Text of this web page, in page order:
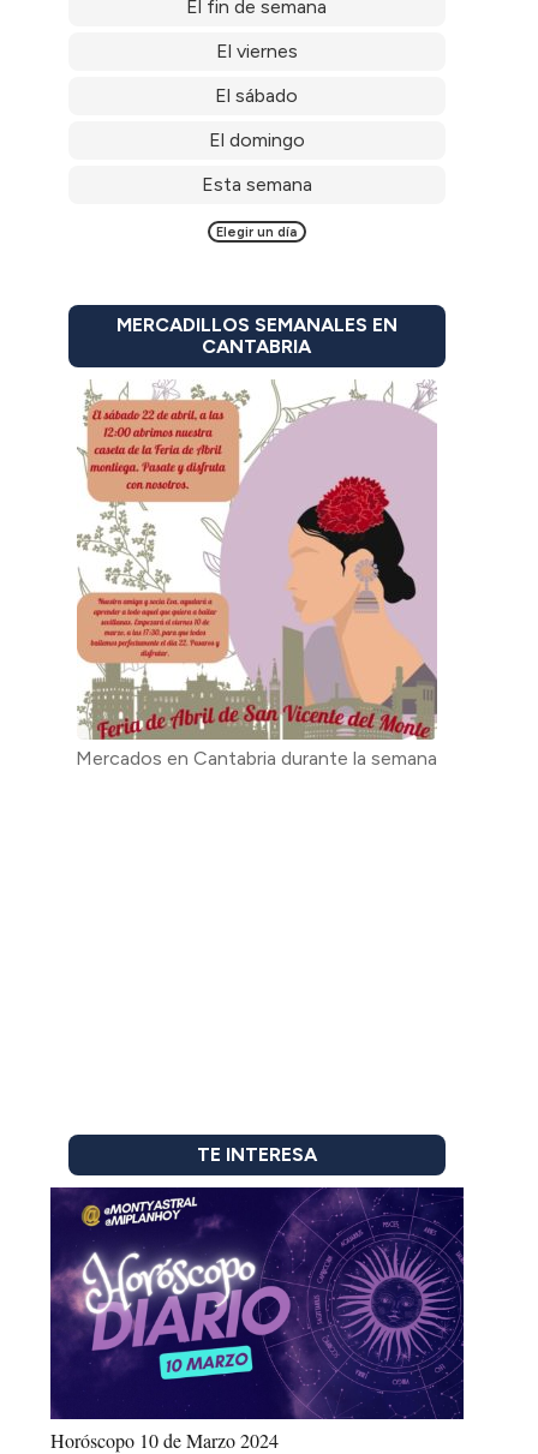
El fin de semana
El viernes
El sábado
El domingo
Esta semana
Elegir un día
MERCADILLOS SEMANALES EN
CANTABRIA
Mercados en Cantabria durante la semana
TE INTERESA
Horóscopo 10 de Marzo 2024